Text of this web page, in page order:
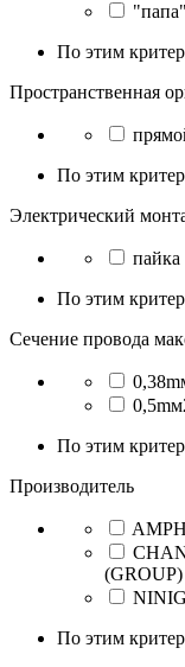
"папа"
По этим
Пространственная
По этим
Электрический
пайка
По этим
Сечение провода
По этим
Производитель
По этим